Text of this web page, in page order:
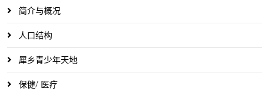
简介与概况
人口结构
犀乡青少年天地
保健/ 医疗